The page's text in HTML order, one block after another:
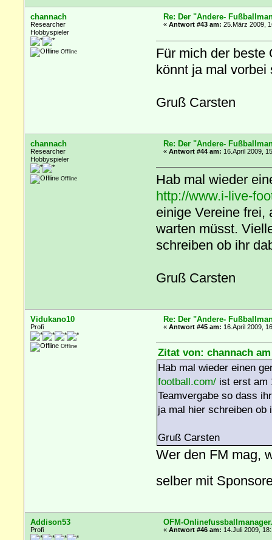
channach
Researcher
Hobbyspieler
Offline
Re: Der "Andere-
«Antwort #43 am: 25.März 2009,
Für mich der
könnt ja mal vorbei
Gruß Carsten
channach
Researcher
Hobbyspieler
Offline
Re: Der "Andere-
«Antwort #44 am: 16.April 2009,
Hab mal wieder
http://www.i-live-
einige Vereine frei,
warten müsst.
schreiben ob ihr
Gruß Carsten
Vidukano10
Profi
Offline
Re: Der "Andere-
«Antwort #45 am: 16.April 2009,
Zitat von: channach
Hab mal wieder einen
football.com/ist erst am
Teamvergabe so dass
ja mal hier schreiben ob
Gruß Carsten
Wer den FM mag,
selber mit
Addison53
Profi
OFM-
«Antwort #46 am: 14.Juli 2009,